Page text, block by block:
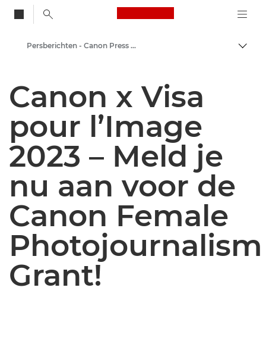
Canon Logo, back
Press Centre
Persberichten - Canon Press Centre
Canon x Visa
pour l’Image
2023 – Meld je
nu aan voor de
Canon Female
Photojournalism
Grant!